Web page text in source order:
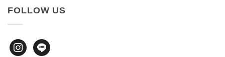
FOLLOW US
instagram
line